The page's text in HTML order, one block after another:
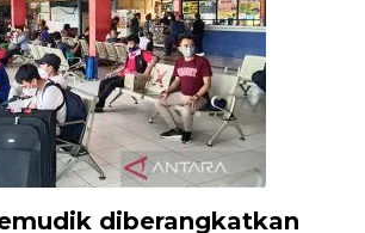
diberangkatkan